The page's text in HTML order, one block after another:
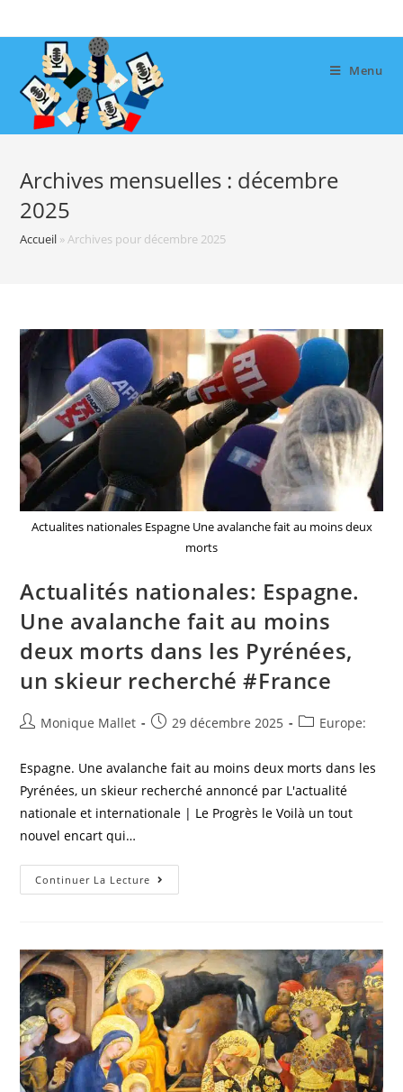
to
content
Menu
Archives mensuelles : décembre
2025
Accueil »Archives pour décembre 2025
Actualites nationales Espagne Une avalanche fait au moins deux
morts
Actualités nationales: Espagne.
Une avalanche fait au moins
deux morts dans les Pyrénées,
un skieur recherché #France
Auteur/autrice
la
publication :
Monique Mallet
Post29 décembre 2025
PostEurope:
Espagne. Une avalanche fait au moins deux morts dans les
Pyrénées, un skieur recherché annoncé par L'actualité
nationale et internationale | Le Progrès le Voilà un tout
nouvel encart qui…
Continuer La Lecture Actualités
Nationales:
Au
Moins
Deux
Morts
Dans
Les
Pyrénées,
Un
Skieur
Recherché
#France